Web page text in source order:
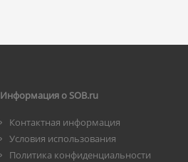
Информация о SOB.ru
Контактная информация
Условия использования
Политика конфиденциальности